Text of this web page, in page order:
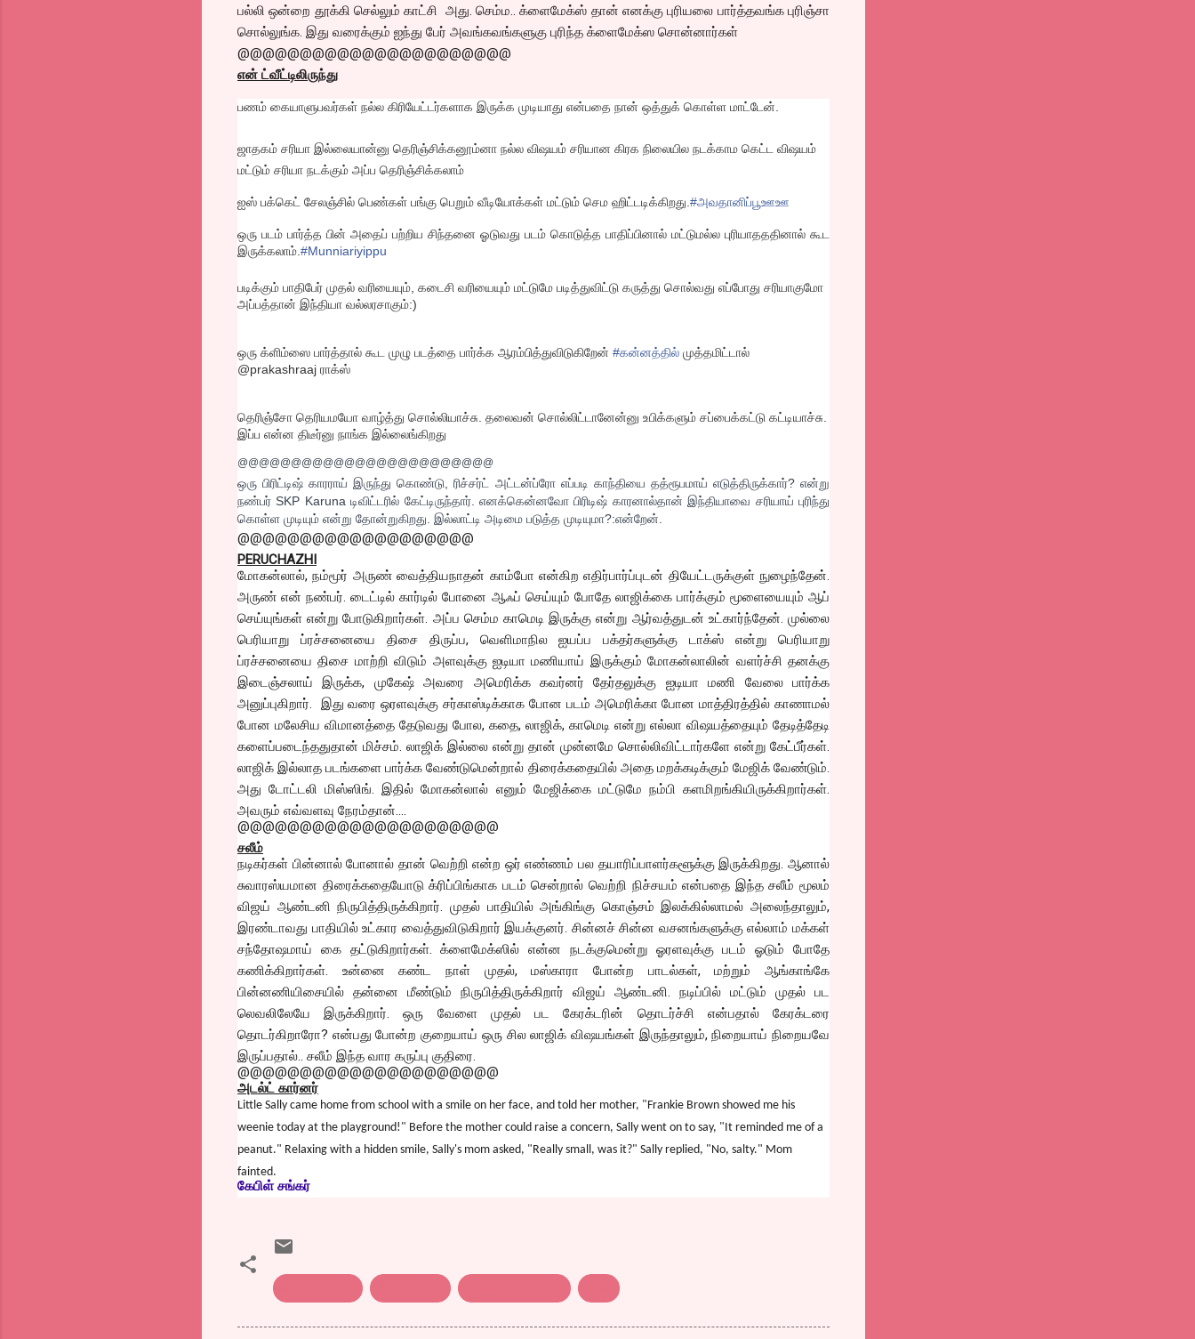
பல்லி ஒன்றை தூக்கி செல்லும் காட்சி அது. செம்ம.. க்ளைமேக்ஸ் தான் எனக்கு புரியலை பார்த்தவங்க புரிஞ்சா
சொல்லுங்க. இது வரைக்கும் ஐந்து பேர் அவங்கவங்களுகு புரிந்த க்ளைமேக்ஸ சொன்னார்கள்
@@@@@@@@@@@@@@@@@@@@@@
என் ட்வீட்டிலிருந்து
பணம் கையாளுபவர்கள் நல்ல கிரியேட்டர்களாக இருக்க முடியாது என்பதை நான் ஒத்துக் கொள்ள மாட்டேன்.
ஜாதகம் சரியா இல்லையான்னு தெரிஞ்சிக்கனூம்னா நல்ல விஷயம் சரியான கிரக நிலையில நடக்காம கெட்ட விஷயம்
மட்டும் சரியா நடக்கும் அப்ப தெரிஞ்சிக்கலாம்
ஐஸ் பக்கெட் சேலஞ்சில் பெண்கள் பங்கு பெறும் வீடியோக்கள் மட்டும் செம ஹிட்டடிக்கிறது. #அவதானிப்பூஊஊ
ஒரு படம் பார்த்த பின் அதைப் பற்றிய சிந்தனை ஓடுவது படம் கொடுத்த பாதிப்பினால் மட்டுமல்ல புரியாதததினால் கூட
இருக்கலாம். #Munniariyippu
படிக்கும் பாதிபேர் முதல் வரியையும், கடைசி வரியையும் மட்டுமே படித்துவிட்டு கருத்து சொல்வது எப்போது சரியாகுமோ
அப்பத்தான் இந்தியா வல்லரசாகும்:)
ஒரு க்ளிம்ஸை பார்த்தால் கூட முழு படத்தை பார்க்க ஆரம்பித்துவிடுகிறேன் #கன்னத்தில் முத்தமிட்டால்
@prakashraaj ராக்ஸ்
தெரிஞ்சோ தெரியமயோ வாழ்த்து சொல்லியாச்சு. தலைவன் சொல்லிட்டானேன்னு உபிக்களும் சப்பைக்கட்டு கட்டியாச்சு.
இப்ப என்ன திடீர்னு நாங்க இல்லைங்கிறது
@@@@@@@@@@@@@@@@@@@@@@@@
ஒரு பிரிட்டிஷ் காரராய் இருந்து கொண்டு, ரிச்சர்ட் அட்டன்ப்ரோ எப்படி காந்தியை தத்ரூபமாய் எடுத்திருக்கார்? என்று
நண்பர் SKP Karuna டிவிட்டரில் கேட்டிருந்தார். எனக்கென்னவோ பிரிடிஷ் காரனால்தான் இந்தியாவை சரியாய் புரிந்து
கொள்ள முடியும் என்று தோன்றுகிறது. இல்லாட்டி அடிமை படுத்த முடியுமா?:என்றேன்.
@@@@@@@@@@@@@@@@@@@
PERUCHAZHI
மோகன்லால், நம்மூர் அருண் வைத்தியநாதன் காம்போ என்கிற எதிர்பார்ப்புடன் தியேட்டருக்குள் நுழைந்தேன்.
அருண் என் நண்பர். டைட்டில் கார்டில் போனை ஆஃப் செய்யும் போதே லாஜிக்கை பார்க்கும் மூளையையும் ஆப்
செய்யுங்கள் என்று போடுகிறார்கள். அப்ப செம்ம காமெடி இருக்கு என்று ஆர்வத்துடன் உட்கார்ந்தேன். முல்லை
பெரியாறு ப்ரச்சனையை திசை திருப்ப, வெளிமாநில ஐயப்ப பக்தர்களுக்கு டாக்ஸ் என்று பெரியாறு
ப்ரச்சனையை திசை மாற்றி விடும் அளவுக்கு ஐடியா மணியாய் இருக்கும் மோகன்லாலின் வளர்ச்சி தனக்கு
இடைஞ்சலாய் இருக்க, முகேஷ் அவரை அமெரிக்க கவர்னர் தேர்தலுக்கு ஐடியா மணி வேலை பார்க்க
அனுப்புகிறார். இது வரை ஒரளவுக்கு சர்காஸ்டிக்காக போன படம் அமெரிக்கா போன மாத்திரத்தில் காணாமல்
போன மலேசிய விமானத்தை தேடுவது போல, கதை, லாஜிக், காமெடி என்று எல்லா விஷயத்தையும் தேடித்தேடி
களைப்படைந்ததுதான் மிச்சம். லாஜிக் இல்லை என்று தான் முன்னமே சொல்லிவிட்டார்களே என்று கேட்பீர்கள்.
லாஜிக் இல்லாத படங்களை பார்க்க வேண்டுமென்றால் திரைக்கதையில் அதை மறக்கடிக்கும் மேஜிக் வேண்டும்.
அது டோட்டலி மிஸ்ஸிங். இதில் மோகன்லால் எனும் மேஜிக்கை மட்டுமே நம்பி களமிறங்கியிருக்கிறார்கள்.
அவரும் எவ்வளவு நேரம்தான்....
@@@@@@@@@@@@@@@@@@@@@
சலீம்
நடிகர்கள் பின்னால் போனால் தான் வெற்றி என்ற ஒர் எண்ணம் பல தயாரிப்பாளர்களூக்கு இருக்கிறது. ஆனால்
சுவாரஸ்யமான திரைக்கதையோடு க்ரிப்பிங்காக படம் சென்றால் வெற்றி நிச்சயம் என்பதை இந்த சலீம் மூலம்
விஜய் ஆண்டனி நிருபித்திருக்கிறார். முதல் பாதியில் அங்கிங்கு கொஞ்சம் இலக்கில்லாமல் அலைந்தாலும்,
இரண்டாவது பாதியில் உட்கார வைத்துவிடுகிறார் இயக்குனர். சின்னச் சின்ன வசனங்களுக்கு எல்லாம் மக்கள்
சந்தோஷமாய் கை தட்டுகிறார்கள். க்ளைமேக்ஸில் என்ன நடக்குமென்று ஓரளவுக்கு படம் ஓடும் போதே
கணிக்கிறார்கள். உன்னை கண்ட நாள் முதல், மஸ்காரா போன்ற பாடல்கள், மற்றும் ஆங்காங்கே
பின்னணியிசையில் தன்னை மீண்டும் நிருபித்திருக்கிறார் விஜய் ஆண்டனி. நடிப்பில் மட்டும் முதல் பட
லெவலிலேயே இருக்கிறார். ஒரு வேளை முதல் பட கேரக்டரின் தொடர்ச்சி என்பதால் கேரக்டரை
தொடர்கிறாரோ? என்பது போன்ற குறையாய் ஒரு சில லாஜிக் விஷயங்கள் இருந்தாலும், நிறையாய் நிறையவே
இருப்பதால்.. சலீம் இந்த வார கருப்பு குதிரை.
@@@@@@@@@@@@@@@@@@@@@
அடல்ட் கார்னர்
Little Sally came home from school with a smile on her face, and told her mother, "Frankie Brown showed me his
weenie today at the playground!" Before the mother could raise a concern, Sally went on to say, "It reminded me of a
peanut." Relaxing with a hidden smile, Sally's mom asked, "Really small, was it?" Sally replied, "No, salty." Mom
fainted.
கேபிள் சங்கர்